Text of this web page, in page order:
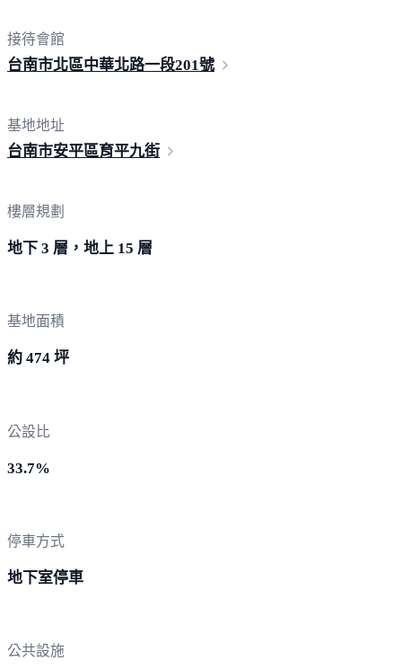
接待會館
台南市北區中華北路一段201號
基地地址
台南市安平區育平九街
樓層規劃
地下 3 層，地上 15 層
基地面積
約 474 坪
公設比
33.7%
停車方式
地下室停車
公共設施